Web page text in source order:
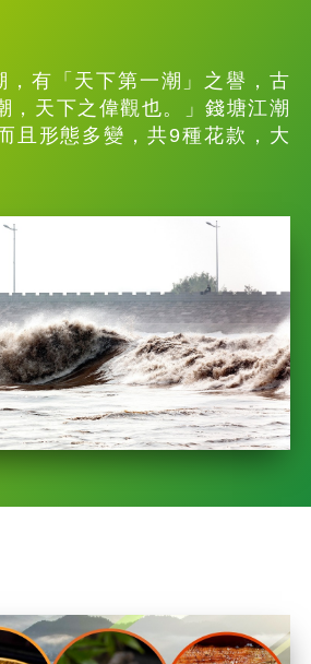
有「天下第一潮」之譽，古
，天下之偉觀也。」錢塘江潮
且形態多變，共9種花款，大